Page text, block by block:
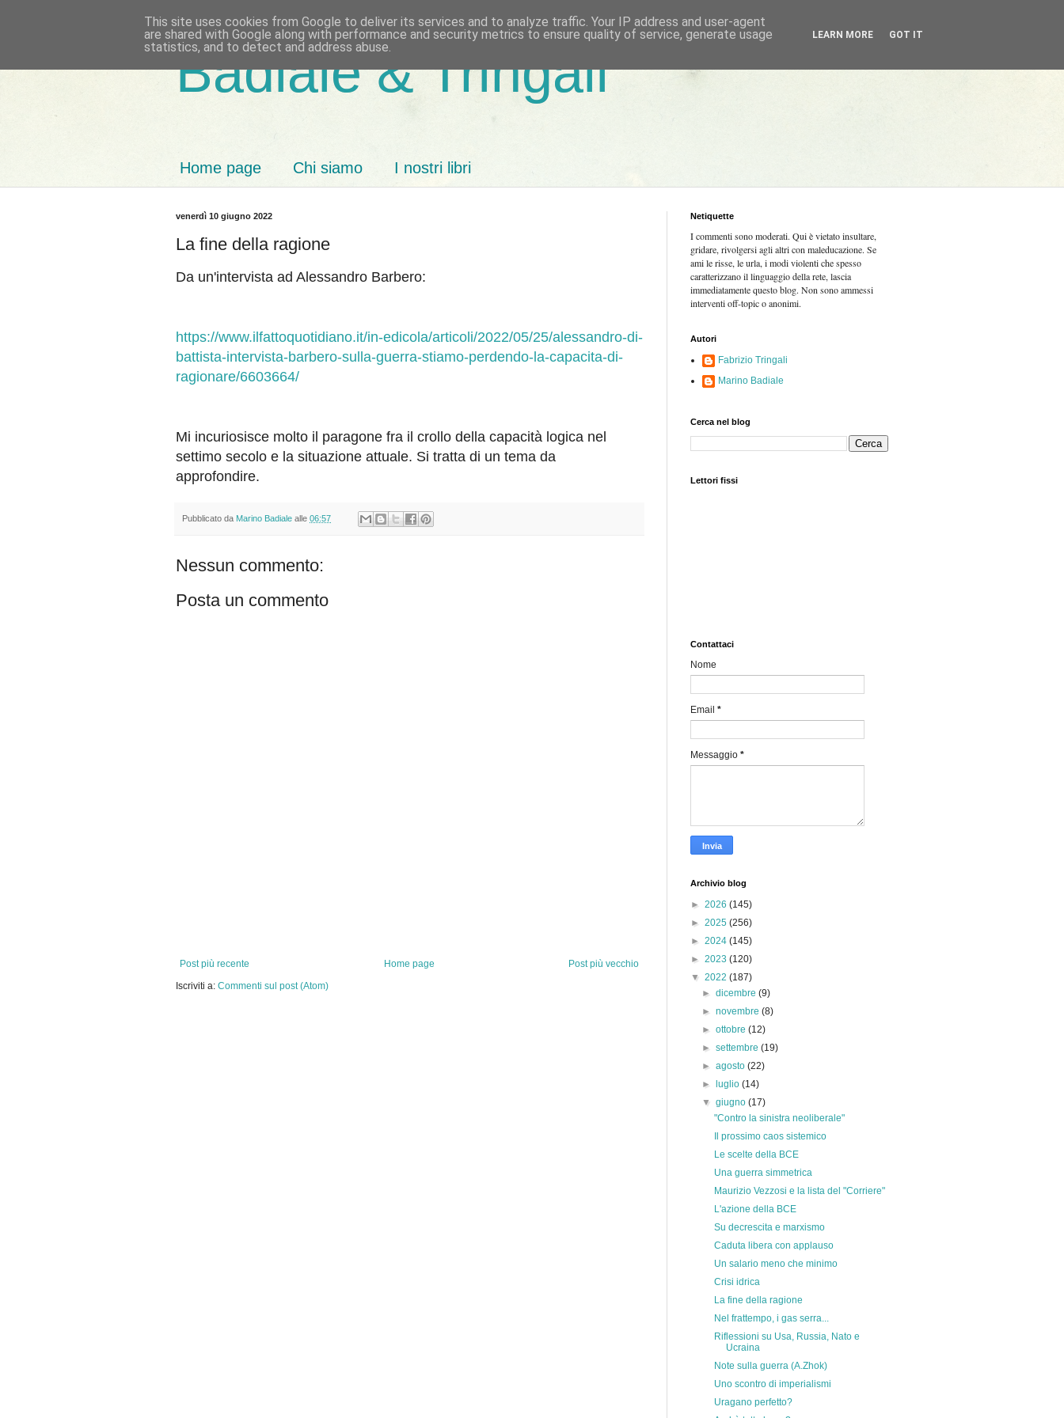
Badiale & Tringali
Home page Chi siamo I nostri libri
venerdì 10 giugno 2022
La fine della ragione
Da un'intervista ad Alessandro Barbero:
https://www.ilfattoquotidiano.it/in-edicola/articoli/2022/05/25/alessandro-di-
battista-intervista-barbero-sulla-guerra-stiamo-perdendo-la-capacita-di-
ragionare/6603664/
Mi incuriosisce molto il paragone fra il crollo della capacità logica nel
settimo secolo e la situazione attuale. Si tratta di un tema da
approfondire.
Pubblicato da Marino Badiale alle 06:57
Nessun commento:
Posta un commento
Post più recente Post più vecchio
Home page
Iscriviti a: Commenti sul post (Atom)
Netiquette
I commenti sono moderati. Qui è vietato insultare,
gridare, rivolgersi agli altri con maleducazione. Se
ami le risse, le urla, i modi violenti che spesso
caratterizzano il linguaggio della rete, lascia
immediatamente questo blog. Non sono ammessi
interventi off-topic o anonimi.
Autori
Fabrizio Tringali
Marino Badiale
Cerca nel blog
Lettori fissi
Contattaci
Nome
Email *
Messaggio *
Archivio blog
► 2026 (145)
► 2025 (256)
► 2024 (145)
► 2023 (120)
▼ 2022 (187)
►dicembre(9)
►novembre(8)
►ottobre(12)
►settembre(19)
►agosto(22)
►
luglio(14)
▼giugno(17)
"Contro la sinistra neoliberale"
Il prossimo caos sistemico
Le scelte della BCE
Una guerra simmetrica
Maurizio Vezzosi e la lista del "Corriere"
L'azione della BCE
Su decrescita e marxismo
Caduta libera con applauso
Un salario meno che minimo
Crisi idrica
La fine della ragione
Nel frattempo, i gas serra...
Riflessioni su Usa, Russia, Nato e
Ucraina
Note sulla guerra (A.Zhok)
Uno scontro di imperialismi
Uragano perfetto?
This site uses cookies from Google to deliver its services and to analyze traffic. Your IP address and user-agent
are shared with Google along with performance and security metrics to ensure quality of service, generate usage
statistics, and to detect and address abuse.
LEARN MORE GOT IT